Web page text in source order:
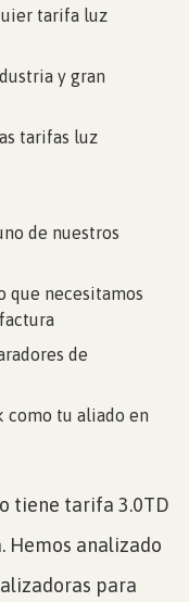
tarifa luz
y gran
tarifas luz
de nuestros
que necesitamos
de
como tu aliado en
tiene tarifa 3.0TD
Hemos analizado
para